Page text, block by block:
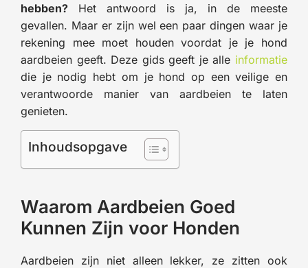
hebben? Het antwoord is ja, in de meeste
gevallen. Maar er zijn wel een paar dingen waar je
rekening mee moet houden voordat je je hond
aardbeien geeft. Deze gids geeft je alle informatie
die je nodig hebt om je hond op een veilige en
verantwoorde manier van aardbeien te laten
genieten.
Inhoudsopgave
Waarom Aardbeien Goed
Kunnen Zijn voor Honden
Aardbeien zijn niet alleen lekker, ze zitten ook